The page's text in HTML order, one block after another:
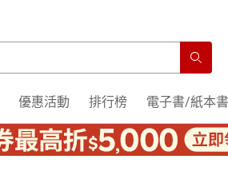
優惠活動 排行榜 電子書/紙本書